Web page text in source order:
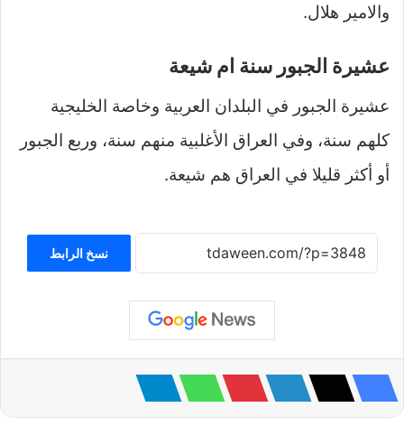
والامير هلال.
عشيرة الجبور سنة ام شيعة
عشيرة الجبور في البلدان العربية وخاصة الخليجية
كلهم سنة، وفي العراق الأغلبية منهم سنة، وربع الجبور
أو أكثر قليلا في العراق هم شيعة.
نسخ الرابط